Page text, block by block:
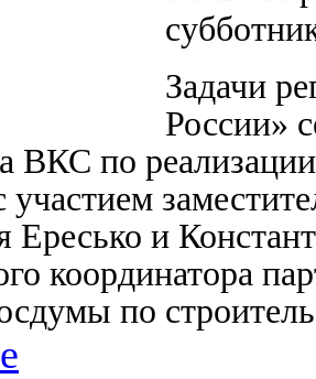
Задачи
России»
ВКС по
участием
Ересько и
координатора
по